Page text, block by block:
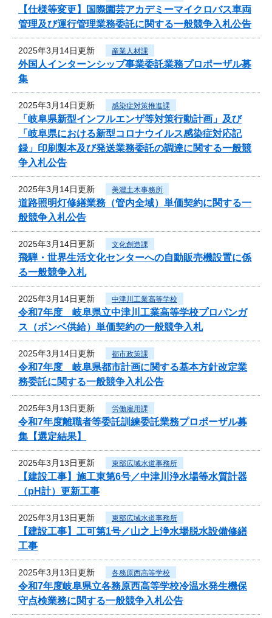
【仕様等変更】国際園芸アカデミーマイクロバス車両
管理及び運行管理業務委託に関する一般競争入札公告
2025年3月14日更新 産業人材課
外国人インターンシップ事業委託業務プロポーザル募
集
2025年3月14日更新 感染症対策推進課
「岐阜県新型インフルエンザ等対策行動計画」及び
「岐阜県における新型コロナウイルス感染症対応記
録」印刷製本及び発送業務委託の調達に関する一般競
争入札公告
2025年3月14日更新 美濃土木事務所
道路照明灯修繕業務（管内全域）単価契約に関する一
般競争入札公告
2025年3月14日更新 文化創造課
飛騨・世界生活文化センターへの自動販売機設置に係
る一般競争入札
2025年3月14日更新 中津川工業高等学校
令和7年度 岐阜県立中津川工業高等学校プロパンガ
ス（ボンベ供給）単価契約の一般競争入札
2025年3月14日更新 都市政策課
令和7年度 岐阜県都市計画に関する基本方針改定業
務委託に関する一般競争入札公告
2025年3月13日更新 労働雇用課
令和7年度離職者等委託訓練委託業務プロポーザル募
集【選定結果】
2025年3月13日更新 東部広域水道事務所
【建設工事】施工東第6号／中津川浄水場等水質計器
（pH計）更新工事
2025年3月13日更新 東部広域水道事務所
【建設工事】工可第1号／山之上浄水場脱水設備修繕
工事
2025年3月13日更新 各務原西高等学校
令和7年度岐阜県立各務原西高等学校冷温水発生機保
守点検業務に関する一般競争入札公告